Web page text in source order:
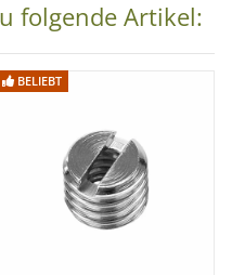
Adapter 1/4 + 3/8 Zoll
folgende Artikel:
BELIEBT